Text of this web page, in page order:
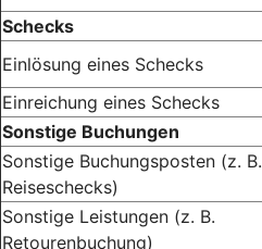
Schecks
Einlösung eines Schecks
Einreichung eines Schecks
Sonstige Buchungen
Sonstige Buchungsposten (z. B.
Reiseschecks)
Sonstige Leistungen (z. B.
Retourenbuchung)